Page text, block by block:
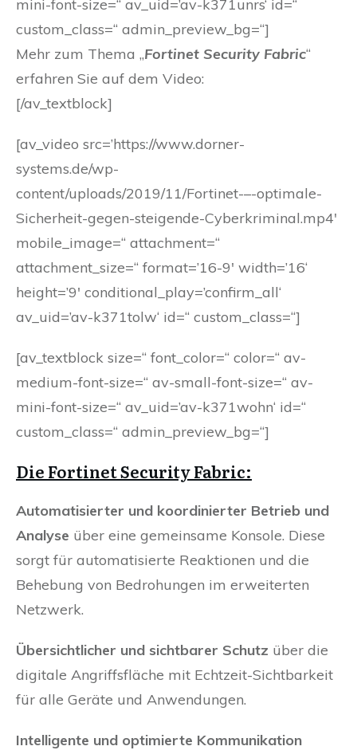
mini-font-size=“ av_uid=’av-k371unrs‘ id=“
custom_class=“ admin_preview_bg=“]
Mehr zum Thema „Fortinet Security Fabric“
erfahren Sie auf dem Video:
[/av_textblock]
[av_video src=’https://www.dorner-
systems.de/wp-
content/uploads/2019/11/Fortinet-–-optimale-
Sicherheit-gegen-steigende-Cyberkriminal.mp4′
mobile_image=“ attachment=“
attachment_size=“ format=’16-9′ width=’16‘
height=’9′ conditional_play=’confirm_all‘
av_uid=’av-k371tolw‘ id=“ custom_class=“]
[av_textblock size=“ font_color=“ color=“ av-
medium-font-size=“ av-small-font-size=“ av-
mini-font-size=“ av_uid=’av-k371wohn‘ id=“
custom_class=“ admin_preview_bg=“]
Die Fortinet Security Fabric:
Automatisierter und koordinierter Betrieb und
Analyse über eine gemeinsame Konsole. Diese
sorgt für automatisierte Reaktionen und die
Behebung von Bedrohungen im erweiterten
Netzwerk.
Übersichtlicher und sichtbarer Schutz über die
digitale Angriffsfläche mit Echtzeit-Sichtbarkeit
für alle Geräte und Anwendungen.
Intelligente und optimierte Kommunikation